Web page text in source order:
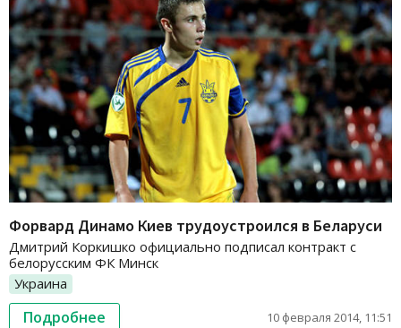
Форвард Динамо Киев трудоустроился в Беларуси
Дмитрий Коркишко официально подписал контракт с
белорусским ФК Минск
Украина
Подробнее 10 февраля 2014, 11:51